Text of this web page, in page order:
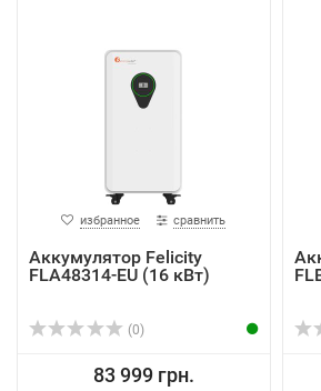
избранное сравнить
Аккумулятор Felicity
FLA48314-EU (16 кВт)
(0)
83 999 грн.